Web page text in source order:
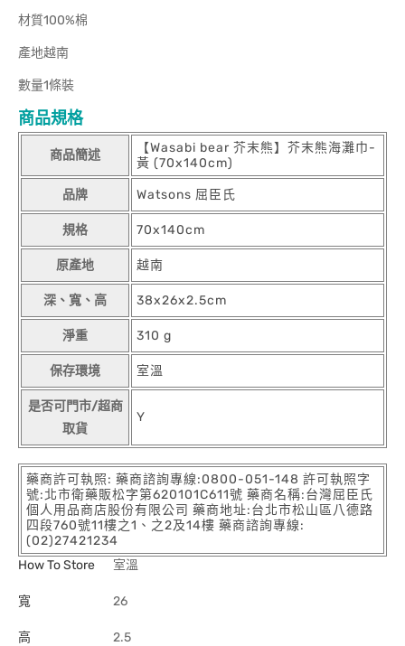
材質100%棉
產地越南
數量1條裝
商品規格
商品簡述
【Wasabi bear 芥末熊】芥末熊海灘巾-
黃 (70x140cm)
品牌 Watsons 屈臣氏
規格 70x140cm
原產地 越南
深、寬、高 38x26x2.5cm
淨重 310 g
保存環境 室溫
是否可門市/超商
取貨
Y
藥商許可執照: 藥商諮詢專線:0800-051-148 許可執照字
號:北市衛藥販松字第620101C611號 藥商名稱:台灣屈臣氏
個人用品商店股份有限公司 藥商地址:台北市松山區八德路
四段760號11樓之1、之2及14樓 藥商諮詢專線:
(02)27421234
How To Store
室溫
寬 26
高 2.5